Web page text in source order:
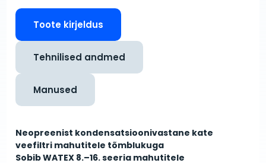
Toote kirjeldus
Tehnilised andmed
Manused
Neopreenist kondensatsioonivastane kate
veefiltri mahutitele tõmblukuga
Sobib WATEX 8.–16. seeria mahutitele